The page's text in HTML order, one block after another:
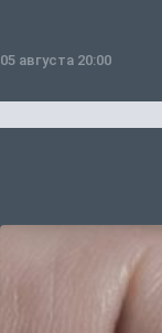
05 августа 20:00